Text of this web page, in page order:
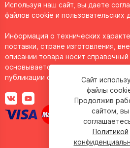
Используя наш сайт, вы даете
файлов cookie и пользовательских
Информация о технических
поставки, стране изготовления,
описании товара носит
основывается на последних
публикации сведениях.Сайт
файлы
Продолжив
сайтом, вы
Политикой